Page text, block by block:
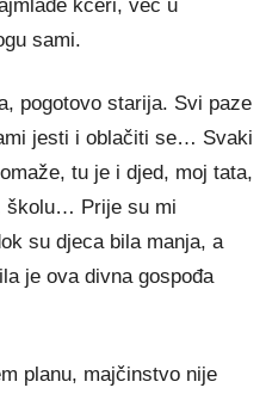
kćeri, već u
sami.
pogotovo starija. Svi paze
jesti i oblačiti se… Svaki
tu je i djed, moj tata,
školu… Prije su mi
su djeca bila manja, a
je ova divna gospođa
planu, majčinstvo nije